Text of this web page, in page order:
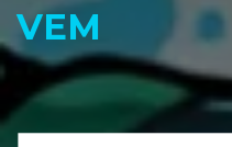
VEM